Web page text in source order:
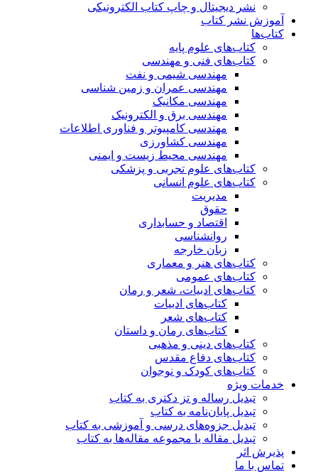
نشر دیجیتال و چاپ کتاب الکترونیکی
آموزش نشر کتاب
کتاب‌ها
کتاب‌های علوم پایه
کتاب‌های فنی و مهندسی
مهندسی شیمی و نفت
مهندسی عمران و زمین شناسی
مهندسی مکانیک
مهندسی برق و الکترونیک
مهندسی کامپیوتر و فناوری اطلاعات
مهندسی کشاورزی
مهندسی محیط زیست و ایمنی
کتاب‌های علوم تجربی و پزشکی
کتاب‌های علوم انسانی
مدیریت
حقوق
اقتصاد و حسابداری
روانشناسی
زبان خارجه
کتاب‌های هنر و معماری
کتاب‌های عمومی
کتاب‌های ادبیات، شعر و رمان
کتاب‌های ادبیات
کتاب‌های شعر
کتاب‌های رمان و داستان
کتاب‌های دینی و مذهبی
کتاب‌های دفاع مقدس
کتاب‌های کودک و نوجوان
خدمات ویژه
تبدیل رساله و تز دکتری به کتاب
تبدیل پایان‌نامه به کتاب
تبدیل جزوه‌های درسی و آموزشی به کتاب
تبدیل مقاله یا مجموعه مقاله‌ها به کتاب
پذیرش اثر
تماس با ما